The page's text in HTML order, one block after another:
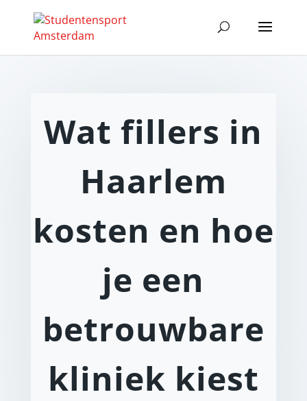
Wat fillers in
Haarlem
kosten en hoe
je een
betrouwbare
kliniek kiest